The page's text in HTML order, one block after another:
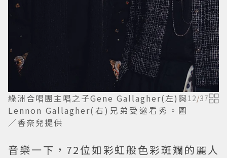
綠洲合唱團主唱之子Gene Gallagher(左)與
Lennon Gallagher(右)兄弟受邀看秀。圖
／香奈兒提供
12/37
音樂一下，72位如彩虹般色彩斑斕的麗人